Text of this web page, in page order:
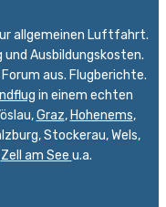
allgemeinen Luftfahrt.
und Ausbildungskosten.
aus. Flugberichte.
in einem echten
,Graz, Hohenems,
,Stockerau,Wels,
Zell am See u.a.